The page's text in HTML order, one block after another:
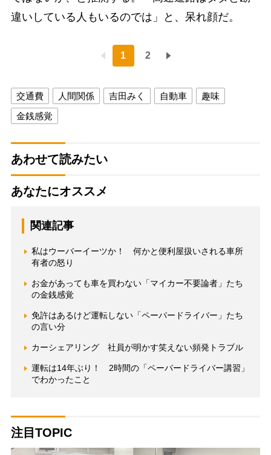
違いしている人もいるのでは」と、呆れ顔だ。
1 2
交通費 人間関係 吉田みく 自動車
趣味
金銭感覚
あわせて読みたい
あなたにオススメ
関連記事
私はウーバーイーツか！ 何かと便利屋扱いされる車所
有者の怒り
お金があっても車を買わない「マイカー不要論者」たち
の金銭感覚
免許はあるけど運転しない「ペーパードライバー」たち
の言い分
カーシェアリング 社員が明かす笑えない頻発トラブル
運転は14年ぶり！ 2時間の「ペーパードライバー講習」
でわかったこと
注目TOPIC